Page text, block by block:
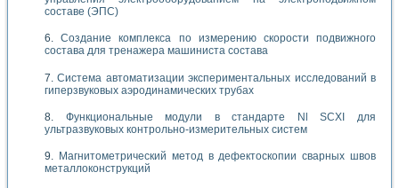
составе (ЭПС)
Создание комплекса по измерению скорости подвижного
состава для тренажера машиниста состава
Система автоматизации экспериментальных исследований в
гиперзвуковых аэродинамических трубах
Функциональные модули в стандарте Nl SCXI для
ультразвуковых контрольно-измерительных систем
Магнитометрический метод в дефектоскопии сварных швов
металлоконструкций